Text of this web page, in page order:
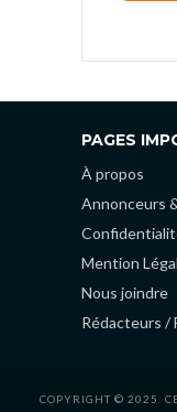
PAGES
À propos
Annonceurs
Mention
Nous joindre
Rédacteurs /
COPYRIGHT © 2025.